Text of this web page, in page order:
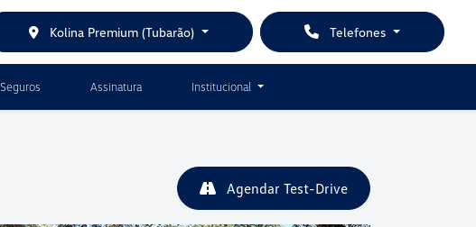
Telefones
Kolina Premium (Tubarão)
Seguros Assinatura Institucional
Agendar Test-Drive